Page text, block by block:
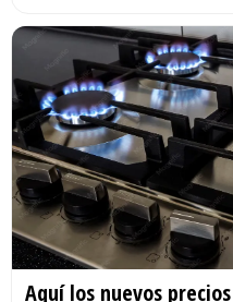
Aquí los nuevos